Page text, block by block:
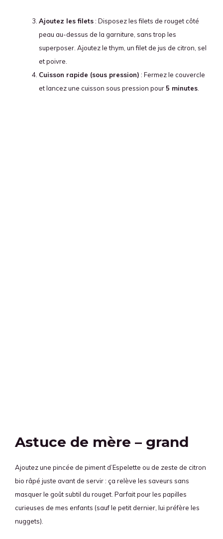
Ajoutez les filets: Disposez les filets de rouget côté
peau au-dessus de la garniture, sans trop les
superposer. Ajoutez le thym, un filet de jus de citron, sel
et poivre.
Cuisson rapide (sous pression) : Fermez le couvercle
et lancez une cuisson sous pression pour5 minutes
Astuce de mère – grand
Ajoutez une pincée de piment d’Espelette ou de zeste de citron
bio râpé juste avant de servir : ça relève les saveurs sans
masquer le goût subtil du rouget. Parfait pour les papilles
curieuses de mes enfants (sauf le petit dernier, lui préfère les
nuggets).